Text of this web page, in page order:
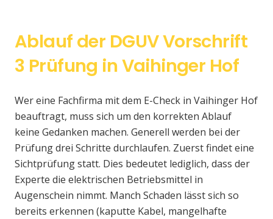
Ablauf der DGUV Vorschrift
3 Prüfung in Vaihinger Hof
Wer eine Fachfirma mit dem E-Check in Vaihinger Hof
beauftragt, muss sich um den korrekten Ablauf
keine Gedanken machen. Generell werden bei der
Prüfung drei Schritte durchlaufen. Zuerst findet eine
Sichtprüfung statt. Dies bedeutet lediglich, dass der
Experte die elektrischen Betriebsmittel in
Augenschein nimmt. Manch Schaden lässt sich so
bereits erkennen (kaputte Kabel, mangelhafte